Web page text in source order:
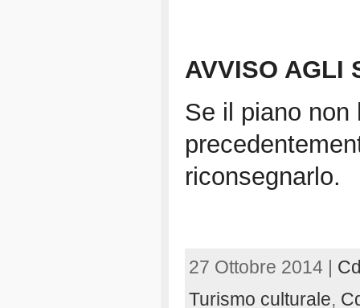
AVVISO AGLI
Se il piano non
riconsegnarlo.
27 Ottobre 2014 |
Turismo culturale,